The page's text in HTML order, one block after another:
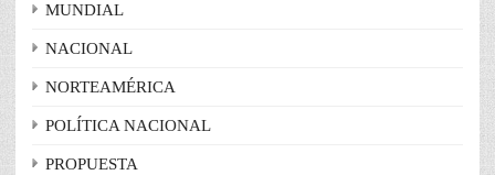
MUNDIAL
NACIONAL
NORTEAMÉRICA
POLÍTICA NACIONAL
PROPUESTA